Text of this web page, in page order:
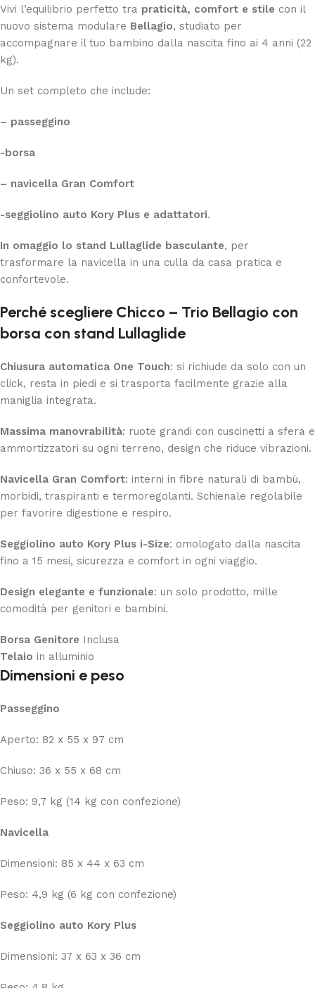
Vivi l’equilibrio perfetto tra praticità, comfort e stile con il
nuovo sistema modulare Bellagio, studiato per
accompagnare il tuo bambino dalla nascita fino ai 4 anni (22
kg).
Un set completo che include:
– passeggino
-borsa
– navicella Gran Comfort
-seggiolino auto Kory Plus e adattatori.
In omaggio lo stand Lullaglide basculante, per
trasformare la navicella in una culla da casa pratica e
confortevole.
Perché scegliere Chicco – Trio Bellagio con
borsa con stand Lullaglide
Chiusura automatica One Touch: si richiude da solo con un
click, resta in piedi e si trasporta facilmente grazie alla
maniglia integrata.
Massima manovrabilità: ruote grandi con cuscinetti a sfera e
ammortizzatori su ogni terreno, design che riduce vibrazioni.
Navicella Gran Comfort: interni in fibre naturali di bambù,
morbidi, traspiranti e termoregolanti. Schienale regolabile
per favorire digestione e respiro.
Seggiolino auto Kory Plus i-Size: omologato dalla nascita
fino a 15 mesi, sicurezza e comfort in ogni viaggio.
Design elegante e funzionale: un solo prodotto, mille
comodità per genitori e bambini.
Borsa Genitore Inclusa
Telaio in alluminio
Dimensioni e peso
Passeggino
Aperto: 82 x 55 x 97 cm
Chiuso: 36 x 55 x 68 cm
Peso: 9,7 kg (14 kg con confezione)
Navicella
Dimensioni: 85 x 44 x 63 cm
Peso: 4,9 kg (6 kg con confezione)
Seggiolino auto Kory Plus
Dimensioni: 37 x 63 x 36 cm